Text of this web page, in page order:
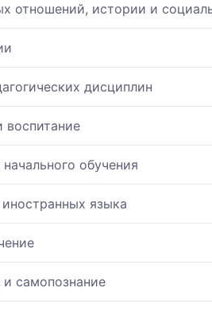
отношений, истории и
дисциплин
воспитание
обучения
языка
и самопознание